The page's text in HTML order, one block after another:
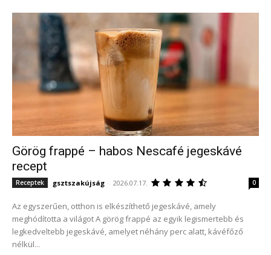
Görög frappé – habos Nescafé jegeskávé
recept
Receptek gsztszakújság - 2026.07.17. 0
Az egyszerűen, otthon is elkészíthető jegeskávé, amely
meghódította a világot A görög frappé az egyik legismertebb és
legkedveltebb jegeskávé, amelyet néhány perc alatt, kávéfőző
nélkül...